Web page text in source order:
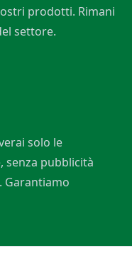
prodotti. Rimani
settore.
solo le
senza pubblicità
Garantiamo